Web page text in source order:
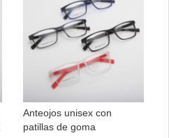
Anteojos unisex con
patillas de goma